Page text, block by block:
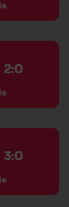
2:0
3:0